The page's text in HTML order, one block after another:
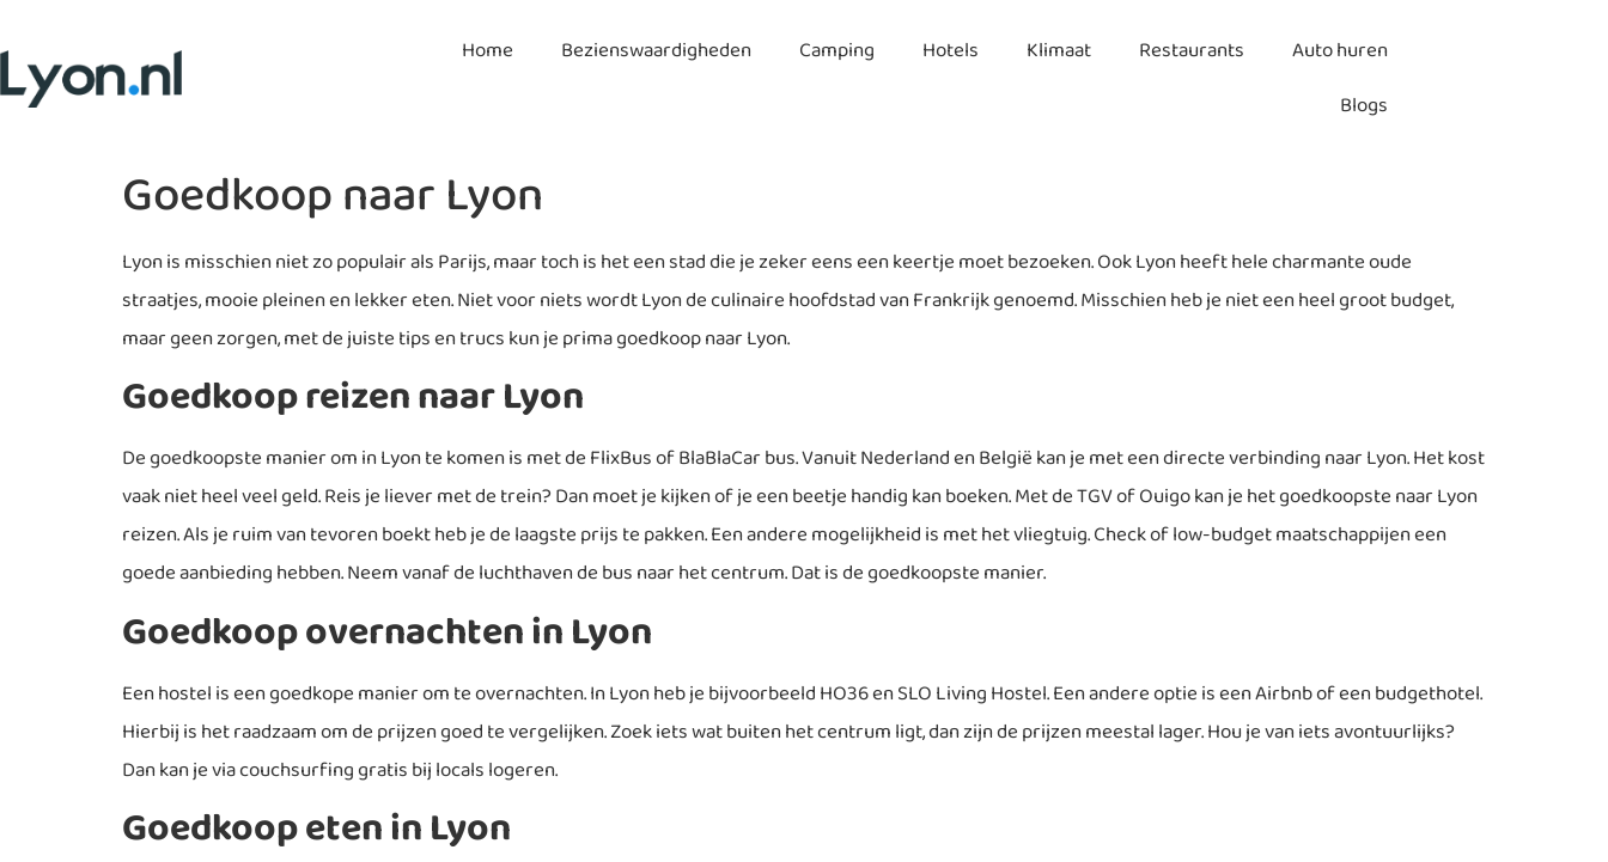
Home Bezienswaardigheden Camping Hotels Klimaat Restaurants
Auto huren
Blogs
Goedkoop naar Lyon
Lyon is misschien niet zo populair als Parijs, maar toch is het een stad die je zeker eens een keertje moet bezoeken. Ook Lyon heeft hele charmante oude
straatjes, mooie pleinen en lekker eten. Niet voor niets wordt Lyon de culinaire hoofdstad van Frankrijk genoemd. Misschien heb je niet een heel groot budget,
maar geen zorgen, met de juiste tips en trucs kun je prima goedkoop naar Lyon.
Goedkoop reizen naar Lyon
De goedkoopste manier om in Lyon te komen is met de FlixBus of BlaBlaCar bus. Vanuit Nederland en België kan je met een directe verbinding naar Lyon. Het kost
vaak niet heel veel geld. Reis je liever met de trein? Dan moet je kijken of je een beetje handig kan boeken. Met de TGV of Ouigo kan je het goedkoopste naar Lyon
reizen. Als je ruim van tevoren boekt heb je de laagste prijs te pakken. Een andere mogelijkheid is met het vliegtuig. Check of low-budget maatschappijen een
goede aanbieding hebben. Neem vanaf de luchthaven de bus naar het centrum. Dat is de goedkoopste manier.
Goedkoop overnachten in Lyon
Een hostel is een goedkope manier om te overnachten. In Lyon heb je bijvoorbeeld HO36 en SLO Living Hostel. Een andere optie is een Airbnb of een budgethotel.
Hierbij is het raadzaam om de prijzen goed te vergelijken. Zoek iets wat buiten het centrum ligt, dan zijn de prijzen meestal lager. Hou je van iets avontuurlijks?
Dan kan je via couchsurfing gratis bij locals logeren.
Goedkoop eten in Lyon